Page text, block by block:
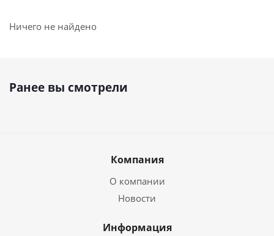
Ничего не найдено
Ранее вы смотрели
Компания
О компании
Новости
Информация